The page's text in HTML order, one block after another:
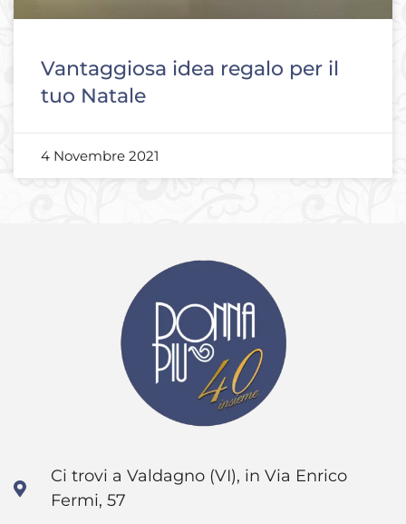
Vantaggiosa idea regalo per il
tuo Natale
4 Novembre 2021
Ci trovi a Valdagno (VI), in Via Enrico
Fermi, 57